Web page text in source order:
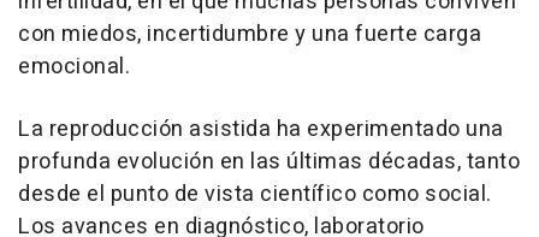
con miedos, incertidumbre y una fuerte carga
emocional.
La reproducción asistida ha experimentado una
profunda evolución en las últimas décadas, tanto
desde el punto de vista científico como social.
Los avances en diagnóstico, laboratorio